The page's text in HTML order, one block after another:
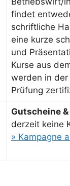
findet
schriftliche
eine kurze
und
Kurse aus
werden in der
Prüfung
Gutscheine
derzeit keine
» Kampagne